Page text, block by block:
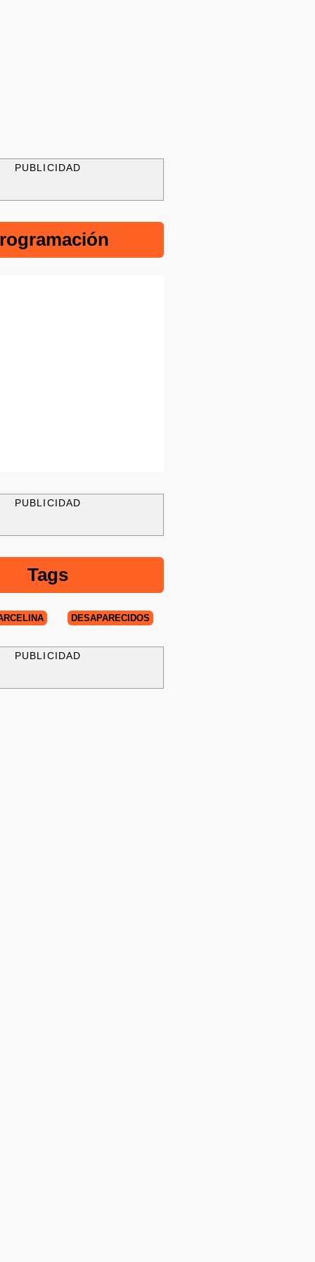
PUBLICIDAD
PUBLICIDAD
Tags
DESAPARECIDOS
PUBLICIDAD